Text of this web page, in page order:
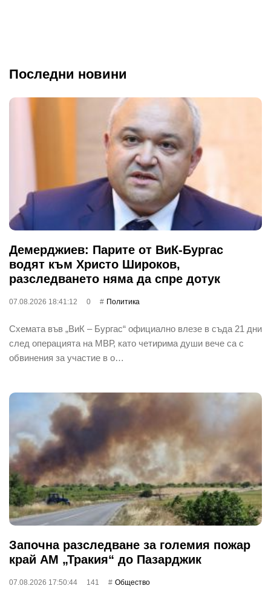
Последни новини
Демерджиев: Парите от ВиК-Бургас
водят към Христо Широков,
разследването няма да спре дотук
07.08.2026 18:41:12 0 Политика
Схемата във „ВиК – Бургас“ официално влезе в съда 21 дни
след операцията на МВР, като четирима души вече са с
обвинения за участие в о…
Започна разследване за големия пожар
край АМ „Тракия“ до Пазарджик
07.08.2026 17:50:44 141 Общество